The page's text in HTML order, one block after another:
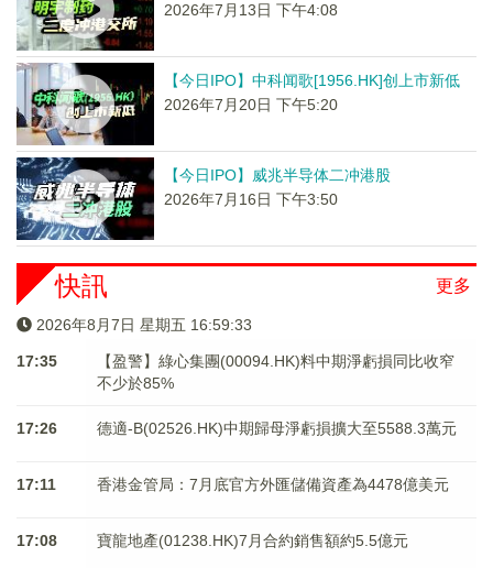
2026年7月13日 下午4:08
【今日IPO】中科闻歌[1956.HK]创上市新低
2026年7月20日 下午5:20
【今日IPO】威兆半导体二冲港股
2026年7月16日 下午3:50
更多
快訊
2026年8月7日 星期五 16:59:33
17:35
【盈警】綠心集團(00094.HK)料中期淨虧損同比收窄
不少於85%
17:26 德適-B(02526.HK)中期歸母淨虧損擴大至5588.3萬元
17:11 香港金管局：7月底官方外匯儲備資產為4478億美元
17:08 寶龍地產(01238.HK)7月合約銷售額約5.5億元